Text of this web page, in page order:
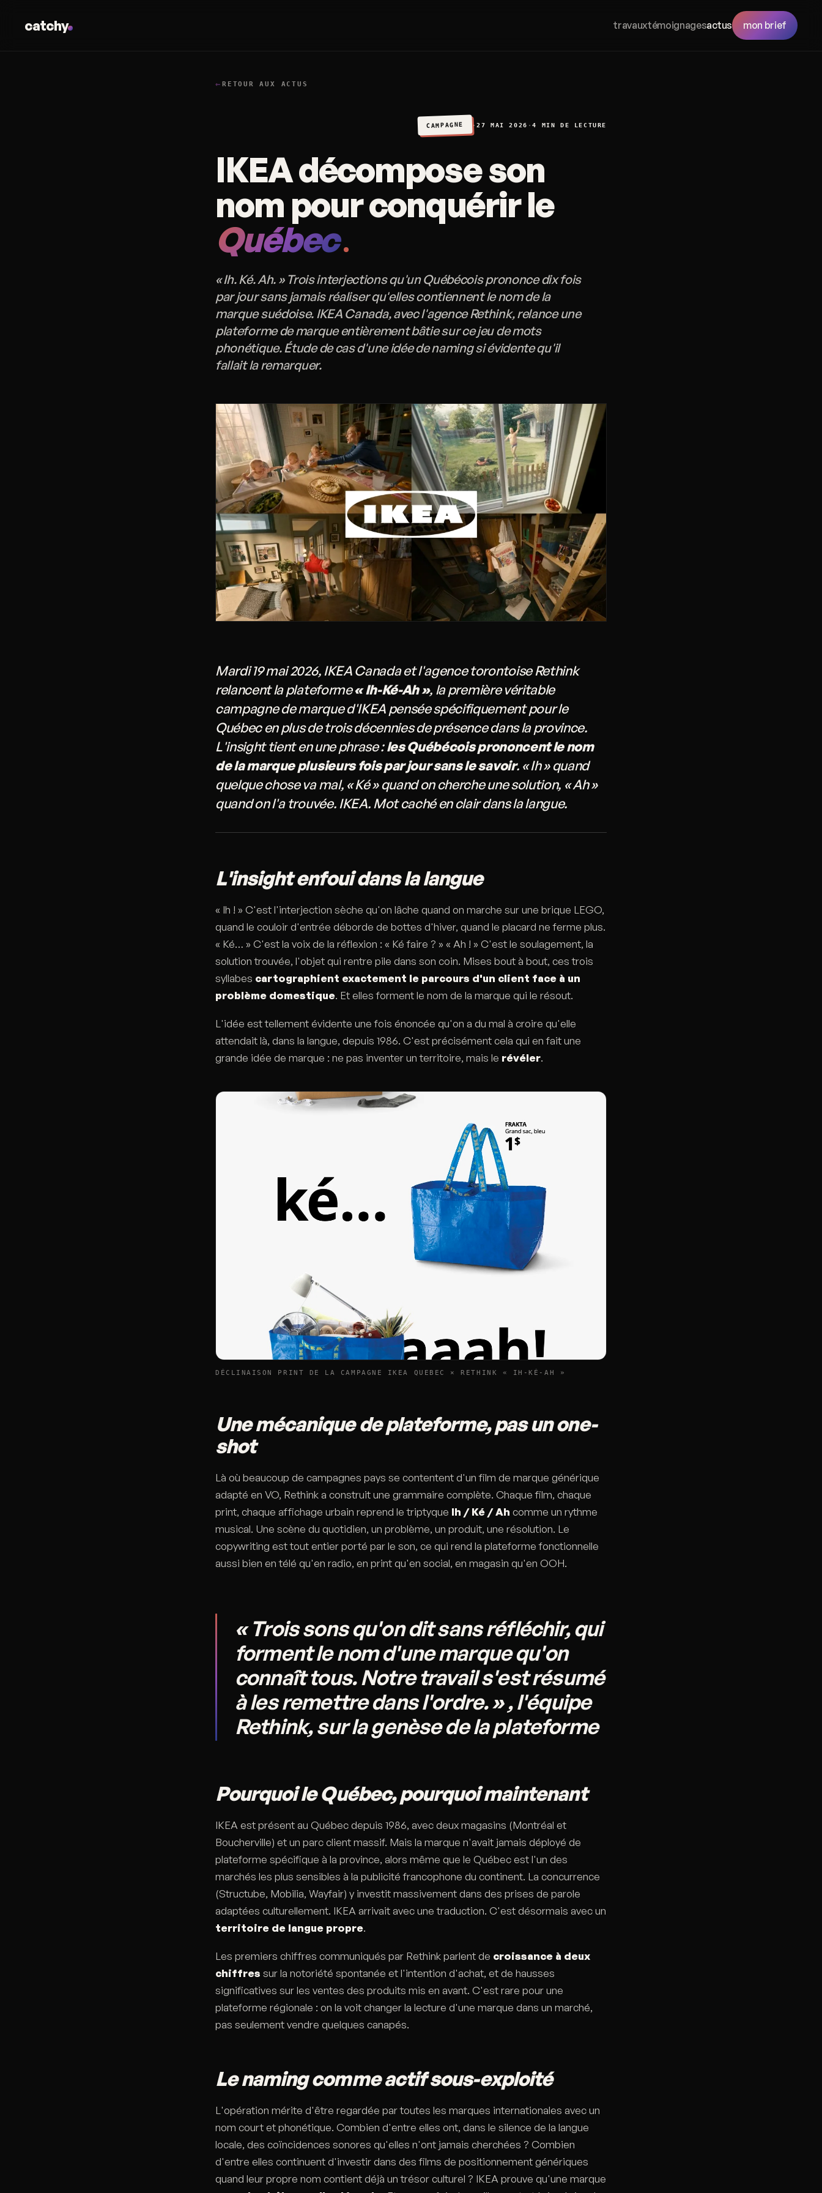
catchy travauxtémoignagesactus mon brief
← RETOUR AUX ACTUS
CAMPAGNE ·27 MAI 2026 ·4 MIN DE LECTURE
IKEA décompose son
nom pour conquérir le
Québec
« Ih. Ké. Ah. » Trois interjections qu'un Québécois prononce dix fois
par jour sans jamais réaliser qu'elles contiennent le nom de la
marque suédoise. IKEA Canada, avec l'agence Rethink, relance une
plateforme de marque entièrement bâtie sur ce jeu de mots
phonétique. Étude de cas d'une idée de naming si évidente qu'il
fallait la remarquer.
Mardi 19 mai 2026, IKEA Canada et l'agence torontoise Rethink
relancent la plateforme« Ih-Ké-Ah », la première véritable
campagne de marque d'IKEA pensée spécifiquement pour le
Québec en plus de trois décennies de présence dans la province.
L'insight tient en une phrase :les Québécois prononcent le nom
de la marque plusieurs fois par jour sans le savoir. « Ih » quand
quelque chose va mal, « Ké » quand on cherche une solution, « Ah »
quand on l'a trouvée. IKEA. Mot caché en clair dans la langue.
L'insight enfoui dans la langue
« Ih ! » C'est l'interjection sèche qu'on lâche quand on marche sur une brique LEGO,
quand le couloir d'entrée déborde de bottes d'hiver, quand le placard ne ferme plus.
« Ké… » C'est la voix de la réflexion : « Ké faire ? » « Ah ! » C'est le soulagement, la
solution trouvée, l'objet qui rentre pile dans son coin. Mises bout à bout, ces trois
syllabes cartographient exactement le parcours d'un client face à un
problème domestique. Et elles forment le nom de la marque qui le résout.
L'idée est tellement évidente une fois énoncée qu'on a du mal à croire qu'elle
attendait là, dans la langue, depuis 1986. C'est précisément cela qui en fait une
grande idée de marque : ne pas inventer un territoire, mais le révéler.
DÉCLINAISON PRINT DE LA CAMPAGNE IKEA QUEBEC × RETHINK « IH-KÉ-AH »
Une mécanique de plateforme, pas un one-
shot
Là où beaucoup de campagnes pays se contentent d'un film de marque générique
adapté en VO, Rethink a construit une grammaire complète. Chaque film, chaque
print, chaque affichage urbain reprend le triptyque Ih / Ké / Ah comme un rythme
musical. Une scène du quotidien, un problème, un produit, une résolution. Le
copywriting est tout entier porté par le son, ce qui rend la plateforme fonctionnelle
aussi bien en télé qu'en radio, en print qu'en social, en magasin qu'en OOH.
« Trois sons qu'on dit sans réfléchir, qui
forment le nom d'une marque qu'on
connaît tous. Notre travail s'est résumé
à les remettre dans l'ordre. » , l'équipe
Rethink, sur la genèse de la plateforme
Pourquoi le Québec, pourquoi maintenant
IKEA est présent au Québec depuis 1986, avec deux magasins (Montréal et
Boucherville) et un parc client massif. Mais la marque n'avait jamais déployé de
plateforme spécifique à la province, alors même que le Québec est l'un des
marchés les plus sensibles à la publicité francophone du continent. La concurrence
(Structube, Mobilia, Wayfair) y investit massivement dans des prises de parole
adaptées culturellement. IKEA arrivait avec une traduction. C'est désormais avec un
territoire de langue propre.
Les premiers chiffres communiqués par Rethink parlent de croissance à deux
chiffres sur la notoriété spontanée et l'intention d'achat, et de hausses
significatives sur les ventes des produits mis en avant. C'est rare pour une
plateforme régionale : on la voit changer la lecture d'une marque dans un marché,
pas seulement vendre quelques canapés.
Le naming comme actif sous-exploité
L'opération mérite d'être regardée par toutes les marques internationales avec un
nom court et phonétique. Combien d'entre elles ont, dans le silence de la langue
locale, des coïncidences sonores qu'elles n'ont jamais cherchées ? Combien
d'entre elles continuent d'investir dans des films de positionnement génériques
quand leur propre nom contient déjà un trésor culturel ? IKEA prouve qu'une marque